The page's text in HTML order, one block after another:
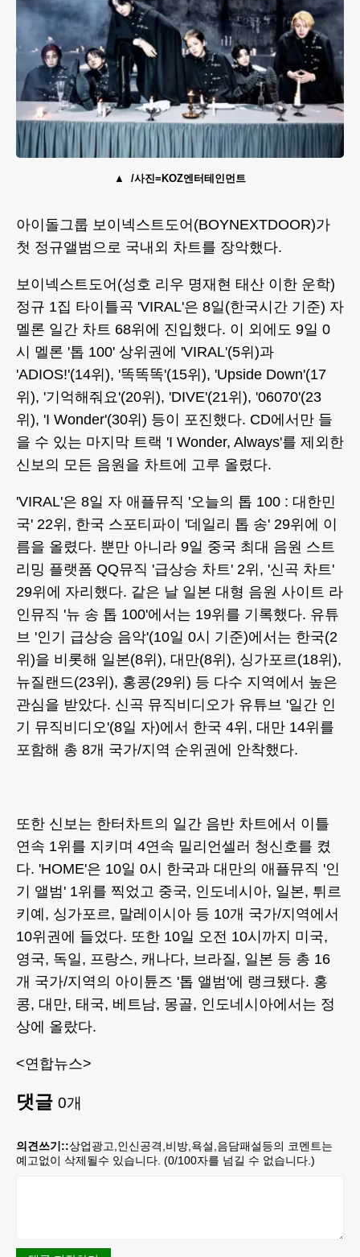
/사진=KOZ엔터테인먼트
아이돌그룹 보이넥스트도어(BOYNEXTDOOR)가
첫 정규앨범으로 국내외 차트를 장악했다.
보이넥스트도어(성호 리우 명재현 태산 이한 운학)
정규 1집 타이틀곡 'VIRAL'은 8일(한국시간 기준) 자
멜론 일간 차트 68위에 진입했다. 이 외에도 9일 0
시 멜론 '톱 100' 상위권에 'VIRAL'(5위)과
'ADIOS!'(14위), '똑똑똑'(15위), 'Upside Down'(17
위), '기억해줘요'(20위), 'DIVE'(21위), '06070'(23
위), 'I Wonder'(30위) 등이 포진했다. CD에서만 들
을 수 있는 마지막 트랙 'I Wonder, Always'를 제외한
신보의 모든 음원을 차트에 고루 올렸다.
'VIRAL'은 8일 자 애플뮤직 '오늘의 톱 100 : 대한민
국' 22위, 한국 스포티파이 '데일리 톱 송' 29위에 이
름을 올렸다. 뿐만 아니라 9일 중국 최대 음원 스트
리밍 플랫폼 QQ뮤직 '급상승 차트' 2위, '신곡 차트'
29위에 자리했다. 같은 날 일본 대형 음원 사이트 라
인뮤직 '뉴 송 톱 100'에서는 19위를 기록했다. 유튜
브 '인기 급상승 음악'(10일 0시 기준)에서는 한국(2
위)을 비롯해 일본(8위), 대만(8위), 싱가포르(18위),
뉴질랜드(23위), 홍콩(29위) 등 다수 지역에서 높은
관심을 받았다. 신곡 뮤직비디오가 유튜브 '일간 인
기 뮤직비디오'(8일 자)에서 한국 4위, 대만 14위를
포함해 총 8개 국가/지역 순위권에 안착했다.
또한 신보는 한터차트의 일간 음반 차트에서 이틀
연속 1위를 지키며 4연속 밀리언셀러 청신호를 켰
다. 'HOME'은 10일 0시 한국과 대만의 애플뮤직 '인
기 앨범' 1위를 찍었고 중국, 인도네시아, 일본, 튀르
키예, 싱가포르, 말레이시아 등 10개 국가/지역에서
10위권에 들었다. 또한 10일 오전 10시까지 미국,
영국, 독일, 프랑스, 캐나다, 브라질, 일본 등 총 16
개 국가/지역의 아이튠즈 '톱 앨범'에 랭크됐다. 홍
콩, 대만, 태국, 베트남, 몽골, 인도네시아에서는 정
상에 올랐다.
<연합뉴스>
댓글 0개
의견쓰기::상업광고,인신공격,비방,욕설,음담패설등의 코멘트는
예고없이 삭제될수 있습니다. (0/100자를 넘길 수 없습니다.)